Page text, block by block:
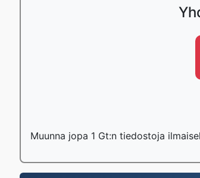
Muunna jopa 1 Gt:n tiedostoja